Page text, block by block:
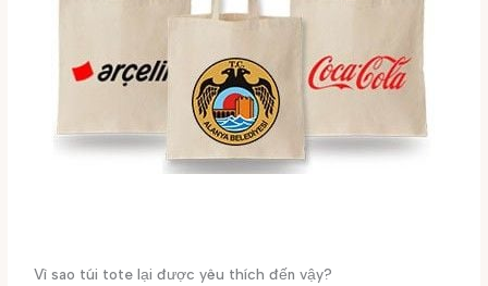
Vì sao túi tote lại được yêu thích đến vậy?